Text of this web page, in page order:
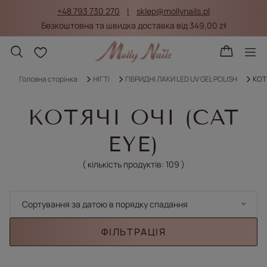
+48 793 730 270
sklep@mollynails.pl
Безкоштовна та швидка доставка від 349,00 zł
Списки покупок
Головна сторінка НІГТІ ГІБРИДНІ ЛАКИ LED UV GEL POLISH
КОТЯЧІ ОЧІ (CAT
EYE)
( кількість продуктів: 109 )
Змінити сортування
Сортування за датою в порядку спадання
ФІЛЬТРАЦІЯ